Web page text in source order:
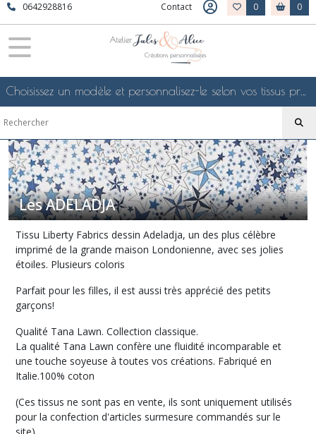
0642928816 Contact 0 0
Choisissez un modèle et personnalisez-le selon vos tissus préférés de mes collections en ligne, je le confectionnerai selon vos souhaits
Les ADELADJA
Tissu Liberty Fabrics dessin Adeladja, un des plus célèbre
imprimé de la grande maison Londonienne, avec ses jolies
étoiles. Plusieurs coloris
Parfait pour les filles, il est aussi très apprécié des petits
garçons!
Qualité Tana Lawn. Collection classique.
La qualité Tana Lawn confère une fluidité incomparable et
une touche soyeuse à toutes vos créations. Fabriqué en
Italie.100% coton
(Ces tissus ne sont pas en vente, ils sont uniquement utilisés
pour la confection d'articles surmesure commandés sur le
d'atelier
Jules
&
Alice
!
Tissuthèque
Tissus
Liberty
of
London
Tissuthèque
Liberty
motifs
CLASSIQUES
Les
BETSY
(8)
LES
WILTSHIRE
Les
EMMA
GEORGINA
(4)